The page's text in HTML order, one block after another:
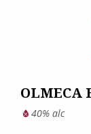
OLMECA
40% alc